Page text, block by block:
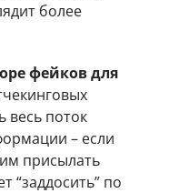
более
фейков для
весь поток
– если
присылать
“заддосить” по